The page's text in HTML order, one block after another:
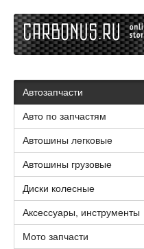
Автозапчасти
Авто по запчастям
Автошины легковые
Автошины грузовые
Диски колесные
Аксессуары, инструменты
Мото запчасти